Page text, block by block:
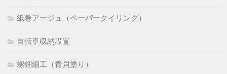
紙巻アージュ（ペーパークイリング）
自転車収納設置
螺鈿細工（青貝塗り）